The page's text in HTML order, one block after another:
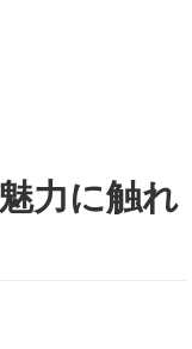
力に触れ